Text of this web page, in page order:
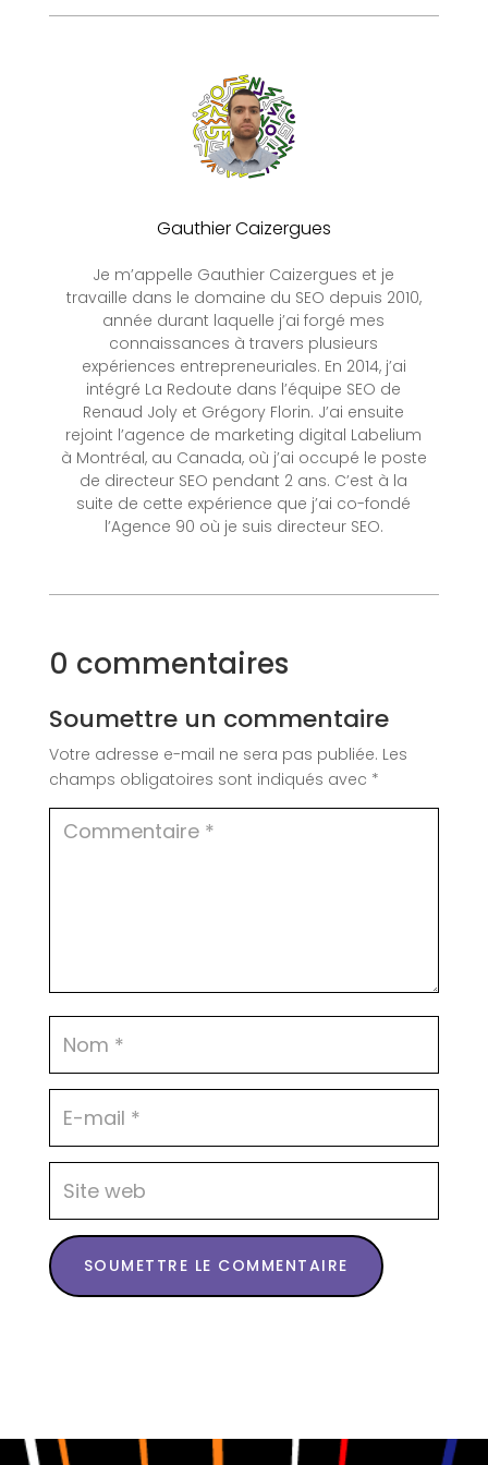
Gauthier Caizergues
Je m’appelle Gauthier Caizergues et je
travaille dans le domaine du SEO depuis 2010,
année durant laquelle j’ai forgé mes
connaissances à travers plusieurs
expériences entrepreneuriales. En 2014, j’ai
intégré La Redoute dans l’équipe SEO de
Renaud Joly et Grégory Florin. J’ai ensuite
rejoint l’agence de marketing digital Labelium
à Montréal, au Canada, où j’ai occupé le poste
de directeur SEO pendant 2 ans. C’est à la
suite de cette expérience que j’ai co-fondé
l’Agence 90 où je suis directeur SEO.
0 commentaires
Soumettre un commentaire
Votre adresse e-mail ne sera pas publiée. Les
champs obligatoires sont indiqués avec *
SOUMETTRE LE COMMENTAIRE